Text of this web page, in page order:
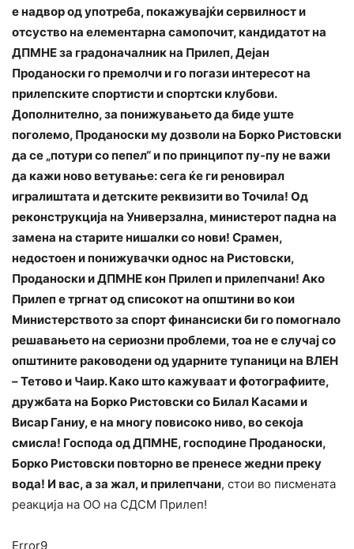
е надвор од употреба, покажувајќи сервилност и
отсуство на елементарна самопочит, кандидатот на
ДПМНЕ за градоначалник на Прилеп, Дејан
Проданоски го премолчи и го погази интересот на
прилепските спортисти и спортски клубови.
Дополнително, за понижувањето да биде уште
поголемо, Проданоски му дозволи на Борко Ристовски
да се „потури со пепел“ и по принципот пу-пу не важи
да кажи ново ветување: сега ќе ги реновирал
игралиштата и детските реквизити во Точила! Од
реконструкција на Универзална, министерот падна на
замена на старите нишалки со нови! Срамен,
недостоен и понижувачки однос на Ристовски,
Проданоски и ДПМНЕ кон Прилеп и прилепчани! Ако
Прилеп е тргнат од списокот на општини во кои
Министерството за спорт финансиски би го помогнало
решавањето на сериозни проблеми, тоа не е случај со
општините раководени од ударните тупаници на ВЛЕН
– Тетово и Чаир. Како што кажуваат и фотографиите,
дружбата на Борко Ристовски со Билал Касами и
Висар Ганиу, е на многу повисоко ниво, во секоја
смисла! Господа од ДПМНЕ, господине Проданоски,
Борко Ристовски повторно ве пренесе жедни преку
вода! И вас, а за жал, и прилепчани, стои во писмената
реакција на ОО на СДСМ Прилеп!
Error9